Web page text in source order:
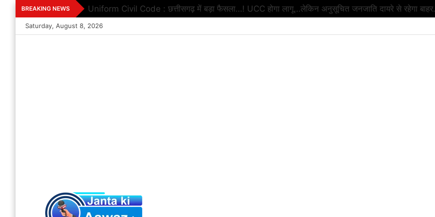
Skip
to
content
BREAKING NEWS Uniform Civil Code : छत्तीसगढ़ में बड़ा फैसला…! UCC होगा लागू…लेकिन अनुसूचित जनजाति दायरे से रहेगा
Saturday, August 8, 2026